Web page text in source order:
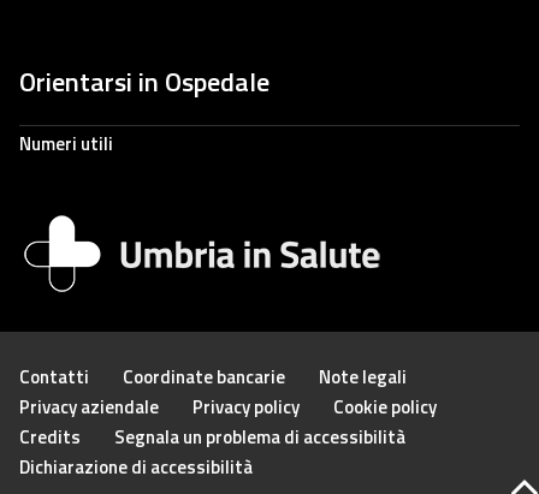
Orientarsi in Ospedale
Numeri utili
Contatti Coordinate bancarie
Note legali
Privacy aziendale
Privacy policy
Cookie policy
Credits
Segnala un problema di accessibilità
Dichiarazione di accessibilità